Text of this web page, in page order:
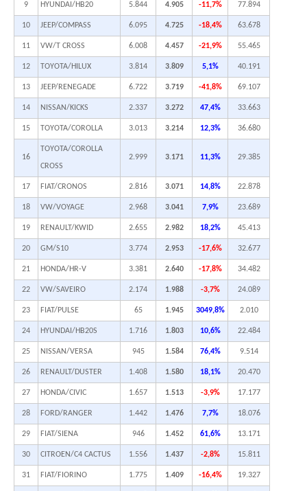
9 HYUNDAI/HB20 5.844 4.905 -11,7% 77.894
10 JEEP/COMPASS 6.095 4.725 -18,4% 63.678
11 VW/T CROSS 6.008 4.457 -21,9% 55.465
12 TOYOTA/HILUX 3.814 3.809 5,1% 40.191
13 JEEP/RENEGADE 6.722 3.719 -41,8% 69.107
14 NISSAN/KICKS 2.337 3.272 47,4% 33.663
15 TOYOTA/COROLLA 3.013 3.214 12,3% 36.680
16
TOYOTA/COROLLA
CROSS
2.999 3.171 11,3% 29.385
17 FIAT/CRONOS 2.816 3.071 14,8% 22.878
18 VW/VOYAGE 2.968 3.041 7,9% 23.689
19 RENAULT/KWID 2.655 2.982 18,2% 45.413
20 GM/S10 3.774 2.953 -17,6% 32.677
21 HONDA/HR-V 3.381 2.640 -17,8% 34.482
22 VW/SAVEIRO 2.174 1.988 -3,7% 24.089
23 FIAT/PULSE 65 1.945 3049,8% 2.010
24 HYUNDAI/HB20S 1.716 1.803 10,6% 22.484
25 NISSAN/VERSA 945 1.584 76,4% 9.514
26 RENAULT/DUSTER 1.408 1.580 18,1% 20.470
27 HONDA/CIVIC 1.657 1.513 -3,9% 17.177
28 FORD/RANGER 1.442 1.476 7,7% 18.076
29 FIAT/SIENA 946 1.452 61,6% 13.171
30 CITROEN/C4 CACTUS 1.556 1.437 -2,8% 15.811
31 FIAT/FIORINO 1.775 1.409 -16,4% 19.327